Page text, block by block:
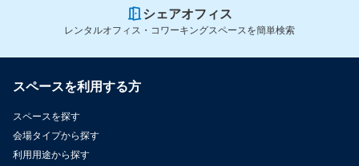
シェアオフィス
レンタルオフィス・コワーキングスペースを簡単検索
スペースを利用する方
スペースを探す
会場タイプから探す
利用用途から探す